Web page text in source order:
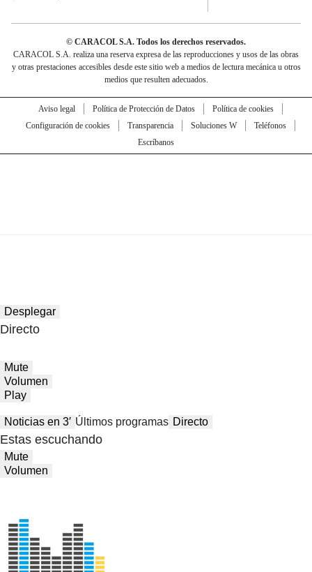
© CARACOL S.A. Todos los derechos reservados.
CARACOL S.A. realiza una reserva expresa de las reproducciones y usos de las obras
y otras prestaciones accesibles desde este sitio web a medios de lectura mecánica u otros
medios que resulten adecuados.
Aviso legal Política de Protección de Datos
Política de cookies
Configuración de cookies
Transparencia Soluciones W
Teléfonos
Escríbanos
Desplegar
Directo
Mute
Volumen
Play
Noticias en 3′ Últimos programas Directo
Estas escuchando
Mute
Volumen